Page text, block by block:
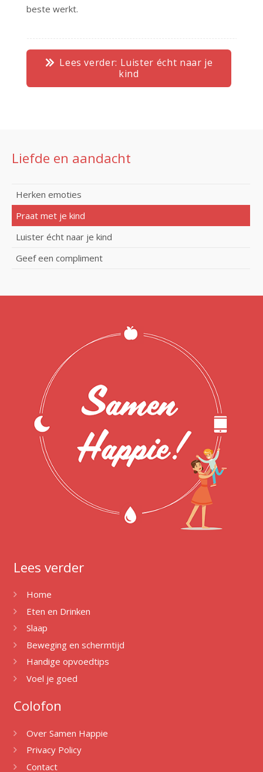
beste werkt.
Lees verder: Luister écht naar je
kind
Liefde en aandacht
Herken emoties
Praat met je kind
Luister écht naar je kind
Geef een compliment
Lees verder
Home
Eten en Drinken
Slaap
Beweging en schermtijd
Handige opvoedtips
Voel je goed
Colofon
Over Samen Happie
Privacy Policy
Contact